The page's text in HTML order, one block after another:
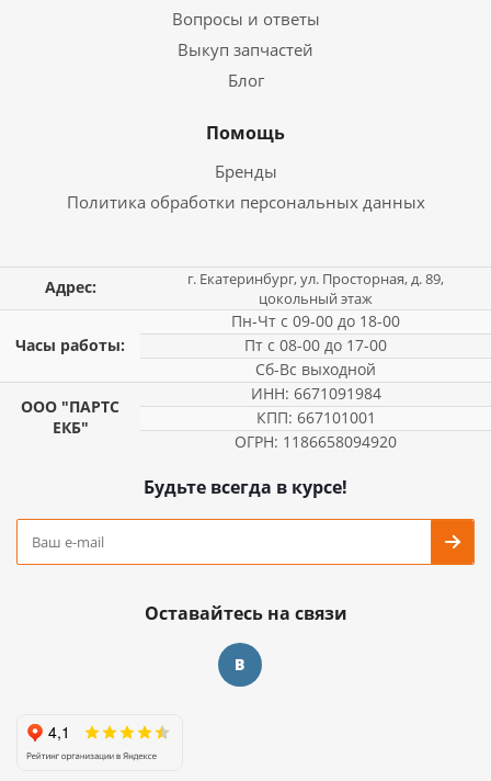
Вопросы и ответы
Выкуп запчастей
Блог
Помощь
Бренды
Политика обработки персональных данных
Адрес:
г. Екатеринбург, ул. Просторная, д. 89,
цокольный этаж
Часы работы:
Пн-Чт с 09-00 до 18-00
Пт с 08-00 до 17-00
Сб-Вс выходной
ООО "ПАРТС
ЕКБ"
ИНН: 6671091984
КПП: 667101001
ОГРН: 1186658094920
Будьте всегда в курсе!
Оставайтесь на связи